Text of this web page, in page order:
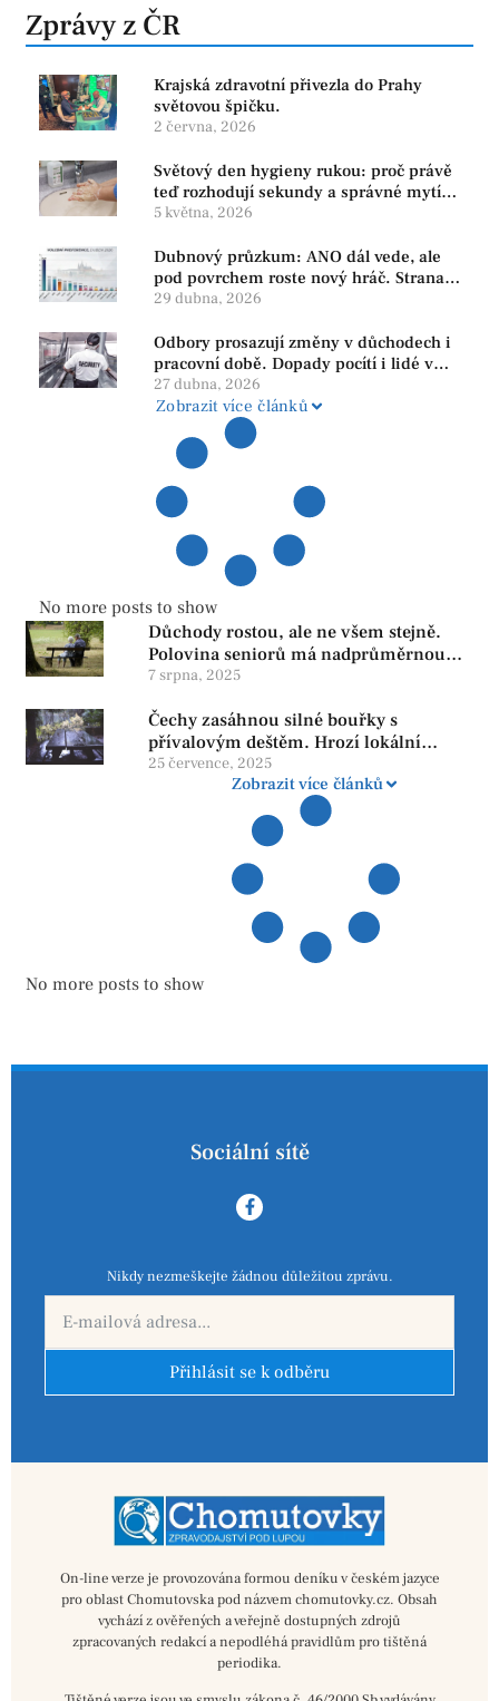
Zprávy z ČR
Krajská zdravotní přivezla do Prahy
světovou špičku.
2 června, 2026
Světový den hygieny rukou: proč právě
teď rozhodují sekundy a správné mytí
rukou
5 května, 2026
Dubnový průzkum: ANO dál vede, ale
pod povrchem roste nový hráč. Strana
PRO se drží nejvýš mezi menšími
29 dubna, 2026
Odbory prosazují změny v důchodech i
pracovní době. Dopady pocítí i lidé v
našem regionu
27 dubna, 2026
Zobrazit více článků
No more posts to show
Důchody rostou, ale ne všem stejně.
Polovina seniorů má nadprůměrnou
penzi, tisíce však žijí pod hranicí
reformy
7 srpna, 2025
Čechy zasáhnou silné bouřky s
přívalovým deštěm. Hrozí lokální
zatopení
25 července, 2025
Zobrazit více článků
No more posts to show
Sociální sítě
Nikdy nezmeškejte žádnou důležitou zprávu.
Přihlásit se k odběru
On-line verze je provozována formou deníku v českém jazyce
pro oblast Chomutovska pod názvem chomutovky.cz. Obsah
vychází z ověřených a veřejně dostupných zdrojů
zpracovaných redakcí a nepodléhá pravidlům pro tištěná
periodika.